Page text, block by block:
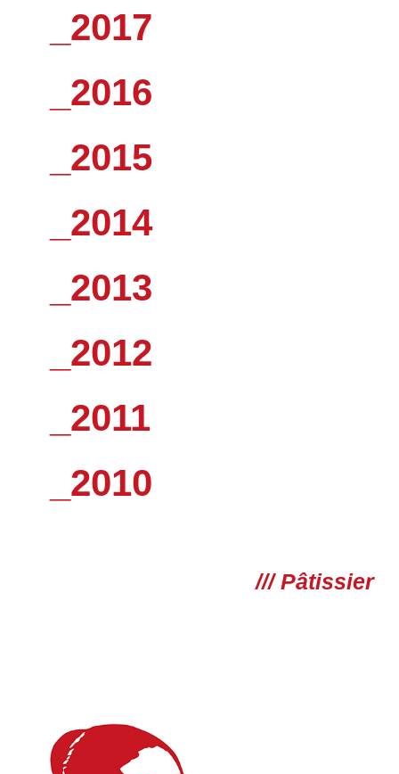
_2017
_2016
_2015
_2014
_2013
_2012
_2011
_2010
/// Pâtissier